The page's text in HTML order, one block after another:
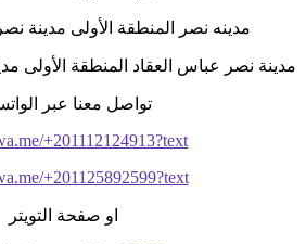
مدينه نصر المنطقة الأولى مدينة
مدينة نصر عباس العقاد المنطقة الأولى
تواصل معنا عبر
+201112124913?text=
+201125892599?text=
او صفحة التويتر